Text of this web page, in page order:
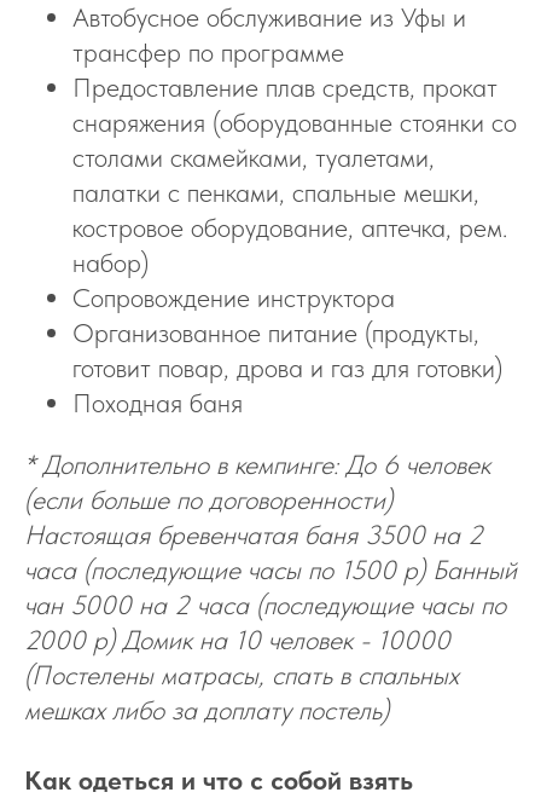
Автобусное обслуживание из Уфы и
трансфер по программе
Предоставление плав средств, прокат
снаряжения (оборудованные стоянки со
столами скамейками, туалетами,
палатки с пенками, спальные мешки,
костровое оборудование, аптечка, рем.
набор)
Сопровождение инструктора
Организованное питание (продукты,
готовит повар, дрова и газ для готовки)
Походная баня
* Дополнительно в кемпинге: До 6 человек
(если больше по договоренности)
Настоящая бревенчатая баня 3500 на 2
часа (последующие часы по 1500 р) Банный
чан 5000 на 2 часа (последующие часы по
2000 р) Домик на 10 человек - 10000
(Постелены матрасы, спать в спальных
мешках либо за доплату постель)
Как одеться и что с собой взять